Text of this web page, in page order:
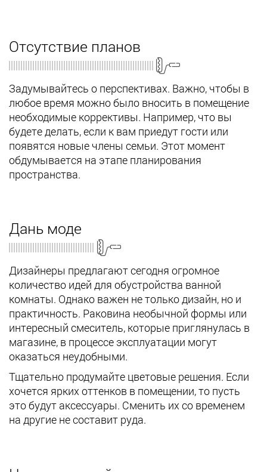
Отсутствие планов
Задумывайтесь о перспективах. Важно, чтобы в
любое время можно было вносить в помещение
необходимые коррективы. Например, что вы
будете делать, если к вам приедут гости или
появятся новые члены семьи. Этот момент
обдумывается на этапе планирования
пространства.
Дань моде
Дизайнеры предлагают сегодня огромное
количество идей для обустройства ванной
комнаты. Однако важен не только дизайн, но и
практичность. Раковина необычной формы или
интересный смеситель, которые приглянулась в
магазине, в процессе эксплуатации могут
оказаться неудобными.
Тщательно продумайте цветовые решения. Если
хочется ярких оттенков в помещении, то пусть
это будут аксессуары. Сменить их со временем
на другие не составит руда.